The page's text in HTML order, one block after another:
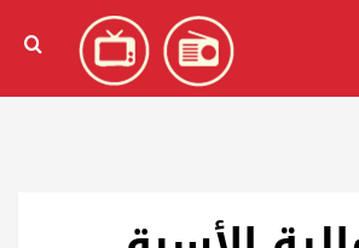
الإنجليزية)